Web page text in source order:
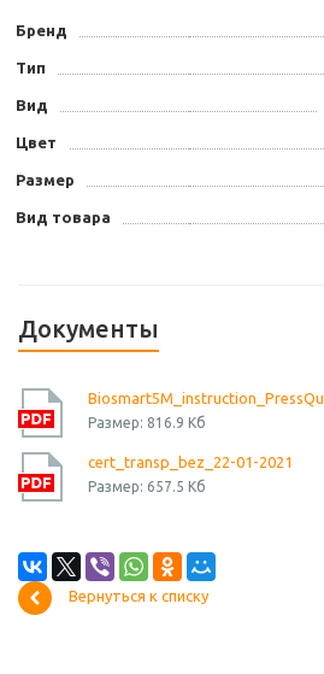
Бренд
Тип
Вид
Цвет
Размер
Вид товара
Документы
Biosmart5M_instruction_PressQu
Размер: 816.9 Кб
cert_transp_bez_22-01-2021
Размер: 657.5 Кб
Вернуться к списку